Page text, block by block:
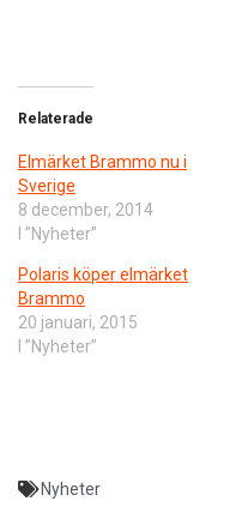
Relaterade
Elmärket Brammo nu i
Sverige
8 december, 2014
I ”Nyheter”
Polaris köper elmärket
Brammo
20 januari, 2015
I ”Nyheter”
Nyheter